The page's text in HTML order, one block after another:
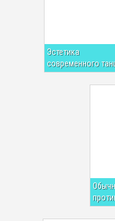
Эстетика
современного